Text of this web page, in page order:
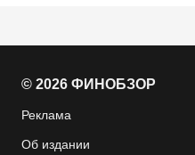
© 2026 ФИНОБЗОР
Реклама
Об издании